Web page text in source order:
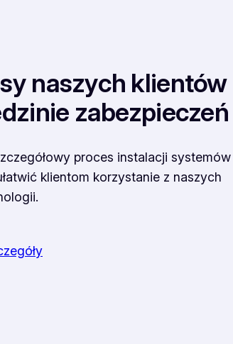
naszych klientów
zabezpieczeń
proces instalacji systemów
klientom korzystanie z naszych